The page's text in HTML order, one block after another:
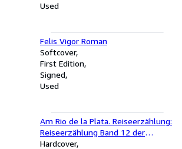
Used
Felis Vigor Roman
Softcover
First Edition
Signed
Used
Am Rio de la Plata. Reiseerzählung:
Reiseerzählung Band 12 der
Gesammelten Werke (Karl Mays
Hardcover